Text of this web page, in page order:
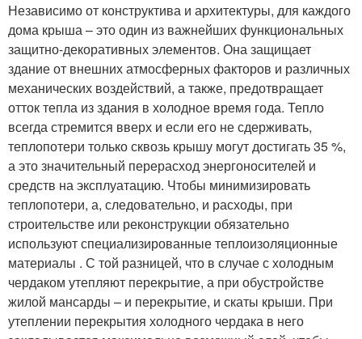
Независимо от конструктива и архитектуры, для каждого
дома крыша – это один из важнейших функциональных
защитно-декоративных элементов. Она защищает
здание от внешних атмосферных факторов и различных
механических воздействий, а также, предотвращает
отток тепла из здания в холодное время года. Тепло
всегда стремится вверх и если его не сдерживать,
теплопотери только сквозь крышу могут достигать 35 %,
а это значительный перерасход энергоносителей и
средств на эксплуатацию. Чтобы минимизировать
теплопотери, а, следовательно, и расходы, при
строительстве или реконструкции обязательно
используют специализированные теплоизоляционные
материалы . С той разницей, что в случае с холодным
чердаком утепляют перекрытие, а при обустройстве
жилой мансарды – и перекрытие, и скаты крыши. При
утеплении перекрытия холодного чердака в него